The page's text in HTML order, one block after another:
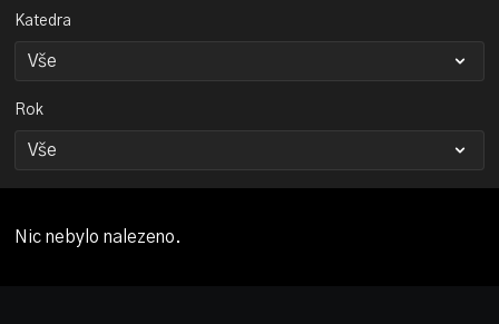
Katedra
Rok
Nic nebylo nalezeno.